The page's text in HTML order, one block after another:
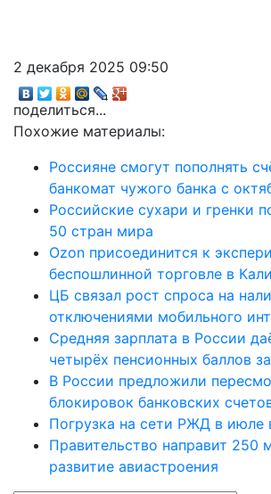
2 декабря 2025 09:50
поделиться...
Похожие материалы:
Россияне смогут пополнять
банкомат чужого банка с
Российские сухари и гренки
50 стран мира
Ozon присоединится к
беспошлинной торговле в
ЦБ связал рост спроса на
отключениями мобильного
Средняя зарплата в России
четырёх пенсионных баллов
В России предложили
блокировок банковских
Погрузка на сети РЖД в июле
Правительство направит 250
развитие авиастроения